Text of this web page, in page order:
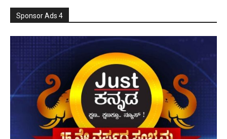
Sponsor Ads 4